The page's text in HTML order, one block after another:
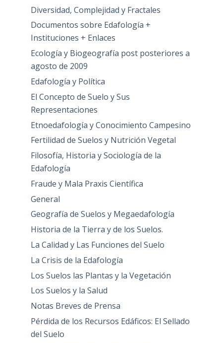
Diversidad, Complejidad y Fractales
Documentos sobre Edafología +
Instituciones + Enlaces
Ecología y Biogeografía post posteriores a
agosto de 2009
Edafología y Política
El Concepto de Suelo y Sus
Representaciones
Etnoedafología y Conocimiento Campesino
Fertilidad de Suelos y Nutrición Vegetal
Filosofía, Historia y Sociología de la
Edafología
Fraude y Mala Praxis Científica
General
Geografía de Suelos y Megaedafología
Historia de la Tierra y de los Suelos.
La Calidad y Las Funciones del Suelo
La Crisis de la Edafología
Los Suelos las Plantas y la Vegetación
Los Suelos y la Salud
Notas Breves de Prensa
Pérdida de los Recursos Edáficos: El Sellado
del Suelo